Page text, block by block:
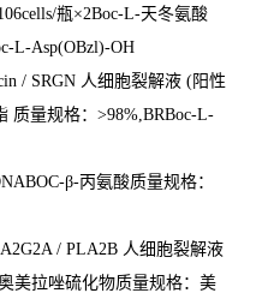
瓶×2Boc-L-天冬氨酸
L-Asp(OBzl)-OH
/ SRGN 人细胞裂解液 (阳性
质量规格： >98%,BRBoc-L-
β-丙氨酸质量规格：
/ PLA2B 人细胞裂解液
美拉唑硫化物质量规格：美